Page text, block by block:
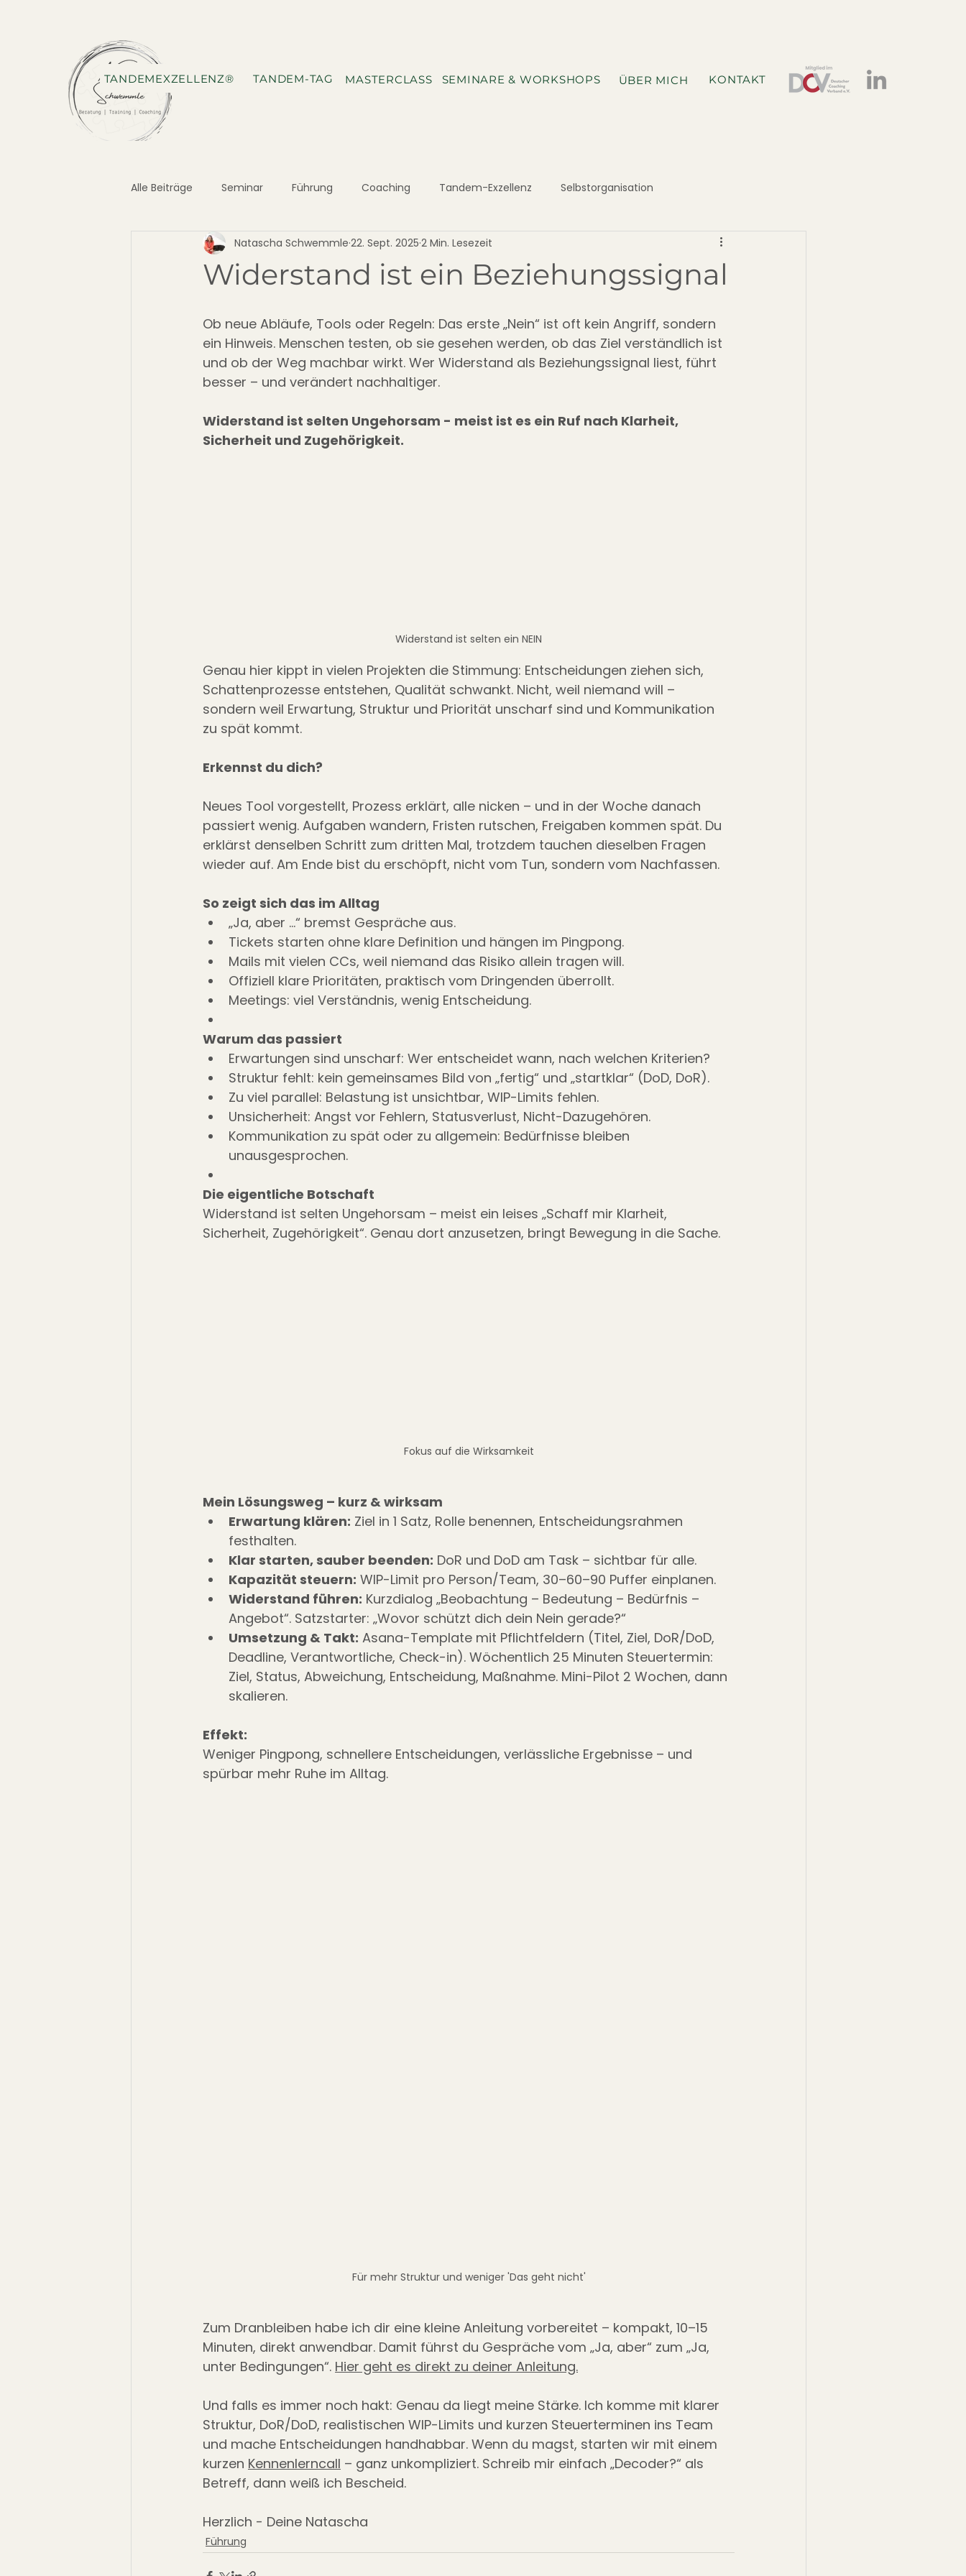
TANDEMEXZELLENZ® TANDEM-TAG MASTERCLASS SEMINARE & WORKSHOPS ÜBER MICH KONTAKT
Alle Beiträge Seminar Führung Coaching Tandem-Exzellenz Selbstorganisation
Widerstand ist ein Beziehungssignal
Natascha Schwemmle 22. Sept. 2025 2 Min. Lesezeit
Ob neue Abläufe, Tools oder Regeln: Das erste „Nein“ ist oft kein Angriff, sondern
ein Hinweis. Menschen testen, ob sie gesehen werden, ob das Ziel verständlich ist
und ob der Weg machbar wirkt. Wer Widerstand als Beziehungssignal liest, führt
besser – und verändert nachhaltiger.
Widerstand ist selten Ungehorsam - meist ist es ein Ruf nach Klarheit,
Sicherheit und Zugehörigkeit.
Widerstand ist selten ein NEIN
Genau hier kippt in vielen Projekten die Stimmung: Entscheidungen ziehen sich,
Schattenprozesse entstehen, Qualität schwankt. Nicht, weil niemand will –
sondern weil Erwartung, Struktur und Priorität unscharf sind und Kommunikation
zu spät kommt.
Erkennst du dich?
Neues Tool vorgestellt, Prozess erklärt, alle nicken – und in der Woche danach
passiert wenig. Aufgaben wandern, Fristen rutschen, Freigaben kommen spät. Du
erklärst denselben Schritt zum dritten Mal, trotzdem tauchen dieselben Fragen
wieder auf. Am Ende bist du erschöpft, nicht vom Tun, sondern vom Nachfassen.
So zeigt sich das im Alltag
„Ja, aber …“ bremst Gespräche aus.
Tickets starten ohne klare Definition und hängen im Pingpong.
Mails mit vielen CCs, weil niemand das Risiko allein tragen will.
Offiziell klare Prioritäten, praktisch vom Dringenden überrollt.
Meetings: viel Verständnis, wenig Entscheidung.
Warum das passiert
Erwartungen sind unscharf: Wer entscheidet wann, nach welchen Kriterien?
Struktur fehlt: kein gemeinsames Bild von „fertig“ und „startklar“ (DoD, DoR).
Zu viel parallel: Belastung ist unsichtbar, WIP-Limits fehlen.
Unsicherheit: Angst vor Fehlern, Statusverlust, Nicht-Dazugehören.
Kommunikation zu spät oder zu allgemein: Bedürfnisse bleiben
unausgesprochen.
Die eigentliche Botschaft
Widerstand ist selten Ungehorsam – meist ein leises „Schaff mir Klarheit,
Sicherheit, Zugehörigkeit“. Genau dort anzusetzen, bringt Bewegung in die Sache.
Fokus auf die Wirksamkeit
Mein Lösungsweg – kurz & wirksam
Erwartung klären: Ziel in 1 Satz, Rolle benennen, Entscheidungsrahmen
festhalten.
Klar starten, sauber beenden: DoR und DoD am Task – sichtbar für alle.
Kapazität steuern: WIP-Limit pro Person/Team, 30–60–90 Puffer einplanen.
Widerstand führen: Kurzdialog „Beobachtung – Bedeutung – Bedürfnis –
Angebot“. Satzstarter: „Wovor schützt dich dein Nein gerade?“
Umsetzung & Takt: Asana-Template mit Pflichtfeldern (Titel, Ziel, DoR/DoD,
Deadline, Verantwortliche, Check-in). Wöchentlich 25 Minuten Steuertermin:
Ziel, Status, Abweichung, Entscheidung, Maßnahme. Mini-Pilot 2 Wochen, dann
skalieren.
Effekt:
Weniger Pingpong, schnellere Entscheidungen, verlässliche Ergebnisse – und
spürbar mehr Ruhe im Alltag.
Für mehr Struktur und weniger 'Das geht nicht'
Zum Dranbleiben habe ich dir eine kleine Anleitung vorbereitet – kompakt, 10–15
Minuten, direkt anwendbar. Damit führst du Gespräche vom „Ja, aber“ zum „Ja,
unter Bedingungen“. Hier geht es direkt zu deiner Anleitung.
Und falls es immer noch hakt: Genau da liegt meine Stärke. Ich komme mit klarer
Struktur, DoR/DoD, realistischen WIP-Limits und kurzen Steuerterminen ins Team
und mache Entscheidungen handhabbar. Wenn du magst, starten wir mit einem
kurzen Kennenlerncall – ganz unkompliziert. Schreib mir einfach „Decoder?“ als
Betreff, dann weiß ich Bescheid.
Herzlich - Deine Natascha
Führung